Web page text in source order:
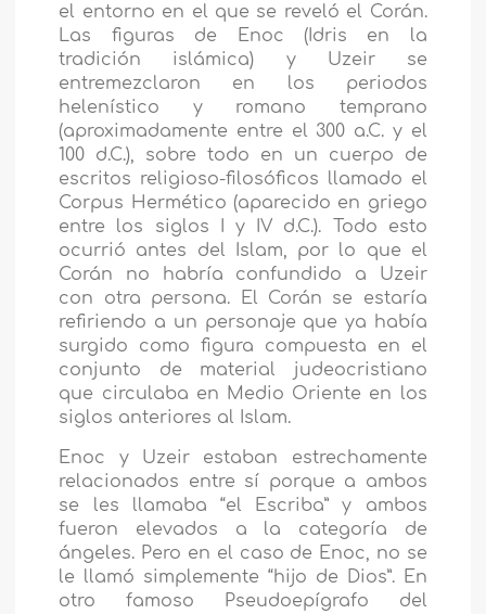
el entorno en el que se reveló el Corán.
Las figuras de Enoc (Idris en la
tradición islámica) y Uzeir se
entremezclaron en los periodos
helenístico y romano temprano
(aproximadamente entre el 300 a.C. y el
100 d.C.), sobre todo en un cuerpo de
escritos religioso-filosóficos llamado el
Corpus Hermético (aparecido en griego
entre los siglos I y IV d.C.). Todo esto
ocurrió antes del Islam, por lo que el
Corán no habría confundido a Uzeir
con otra persona. El Corán se estaría
refiriendo a un personaje que ya había
surgido como figura compuesta en el
conjunto de material judeocristiano
que circulaba en Medio Oriente en los
siglos anteriores al Islam.
Enoc y Uzeir estaban estrechamente
relacionados entre sí porque a ambos
se les llamaba “el Escriba” y ambos
fueron elevados a la categoría de
ángeles. Pero en el caso de Enoc, no se
le llamó simplemente “hijo de Dios”. En
otro famoso Pseudoepígrafo del